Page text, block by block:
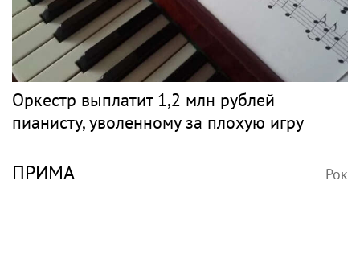
Оркестр выплатит 1,2 млн рублей
пианисту, уволенному за плохую игру
ПРИМА Рок